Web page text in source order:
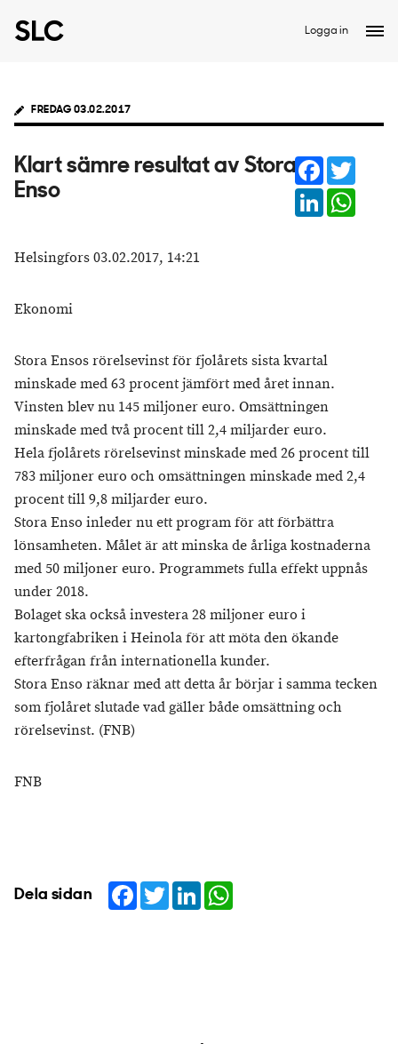
Logga in
FREDAG 03.02.2017
Klart sämre resultat av Stora
Enso
Facebook
LinkedIn
Helsingfors 03.02.2017, 14:21
Ekonomi
Stora Ensos rörelsevinst för fjolårets sista kvartal
minskade med 63 procent jämfört med året innan.
Vinsten blev nu 145 miljoner euro. Omsättningen
minskade med två procent till 2,4 miljarder euro.
Hela fjolårets rörelsevinst minskade med 26 procent till
783 miljoner euro och omsättningen minskade med 2,4
procent till 9,8 miljarder euro.
Stora Enso inleder nu ett program för att förbättra
lönsamheten. Målet är att minska de årliga kostnaderna
med 50 miljoner euro. Programmets fulla effekt uppnås
under 2018.
Bolaget ska också investera 28 miljoner euro i
kartongfabriken i Heinola för att möta den ökande
efterfrågan från internationella kunder.
Stora Enso räknar med att detta år börjar i samma tecken
som fjolåret slutade vad gäller både omsättning och
rörelsevinst. (FNB)
FNB
Dela sidan Facebook
TwitterLinkedIn